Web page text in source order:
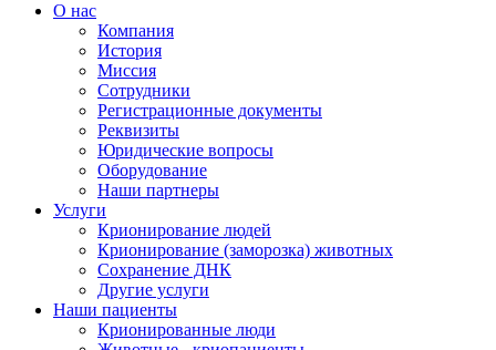
О нас
Компания
История
Миссия
Сотрудники
Регистрационные документы
Реквизиты
Юридические вопросы
Оборудование
Наши партнеры
Услуги
Крионирование людей
Крионирование (заморозка) животных
Сохранение ДНК
Другие услуги
Наши пациенты
Крионированные люди